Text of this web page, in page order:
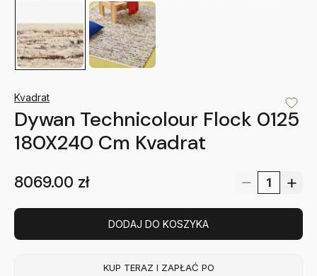
Kvadrat
Dywan Technicolour Flock 0125
180X240 Cm Kvadrat
8069.00 zł
DODAJ DO KOSZYKA
KUP TERAZ I ZAPŁAĆ PO